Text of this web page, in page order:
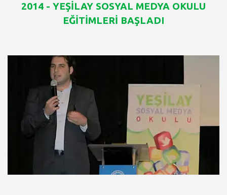
2014 - YEŞİLAY SOSYAL MEDYA OKULU
EĞİTİMLERİ BAŞLADI